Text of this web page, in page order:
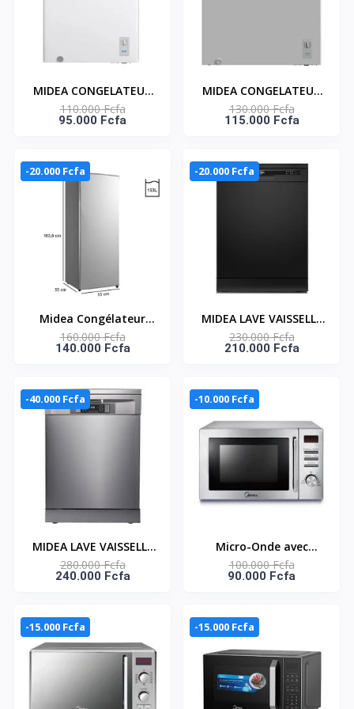
MIDEA CONGELATEUR
HORIZONTAL 142 L -
MIDEA_MDRC207SLF01
110.000 Fcfa
95.000 Fcfa
MIDEA CONGELATEUR
HORIZONTAL - 198 LT
NET -
130.000 Fcfa
115.000 Fcfa
-20.000 Fcfa
Midea Congélateur
Vertical Mdru229Fzf50
- Argent - 5 Tiroirs -
160.000 Fcfa
140.000 Fcfa
-20.000 Fcfa
MIDEA LAVE VAISSELLE
13 COUVERTS FILTRE
ANTI BACTERIEN - 13
5201C
230.000 Fcfa
210.000 Fcfa
-40.000 Fcfa
MIDEA LAVE VAISSELLE
ECONOMIQUE 14
COUVERTS - 8
WQP12-7633
280.000 Fcfa
240.000 Fcfa
-10.000 Fcfa
Micro-Onde avec
poignée Midea – 34L-
1000W – 8 menus de
Fonction grill –
Affichage numérique –
Manuel – AG034AB6
100.000 Fcfa
90.000 Fcfa
-15.000 Fcfa -15.000 Fcfa